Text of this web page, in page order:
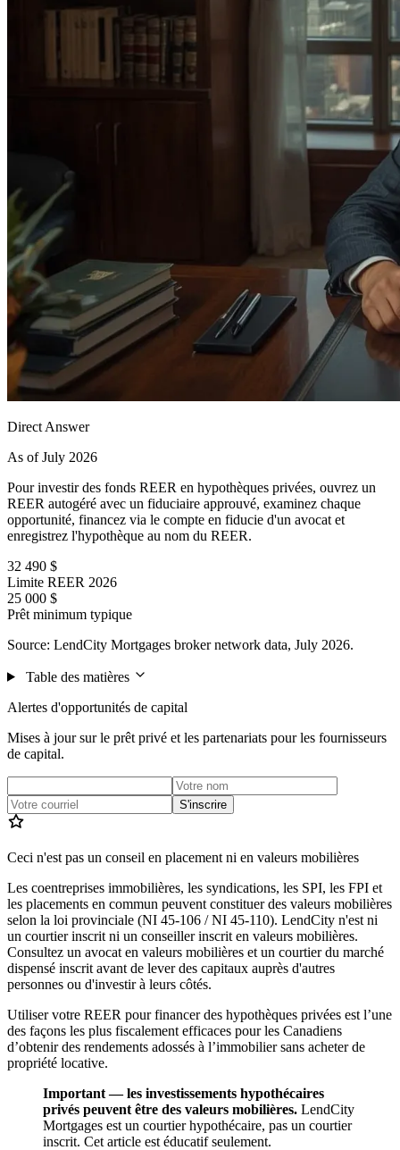
Direct Answer
As of July 2026
Pour investir des fonds REER en hypothèques privées, ouvrez un
REER autogéré avec un fiduciaire approuvé, examinez chaque
opportunité, financez via le compte en fiducie d'un avocat et
enregistrez l'hypothèque au nom du REER.
32 490 $
Limite REER 2026
25 000 $
Prêt minimum typique
Source: LendCity Mortgages broker network data, July 2026.
Table des matières
Alertes d'opportunités de capital
Mises à jour sur le prêt privé et les partenariats pour les fournisseurs
de capital.
S'inscrire
Ceci n'est pas un conseil en placement ni en valeurs mobilières
Les coentreprises immobilières, les syndications, les SPI, les FPI et
les placements en commun peuvent constituer des valeurs mobilières
selon la loi provinciale (NI 45-106 / NI 45-110). LendCity n'est ni
un courtier inscrit ni un conseiller inscrit en valeurs mobilières.
Consultez un avocat en valeurs mobilières et un courtier du marché
dispensé inscrit avant de lever des capitaux auprès d'autres
personnes ou d'investir à leurs côtés.
Utiliser votre REER pour financer des hypothèques privées est l’une
des façons les plus fiscalement efficaces pour les Canadiens
d’obtenir des rendements adossés à l’immobilier sans acheter de
propriété locative.
Important — les investissements hypothécaires
privés peuvent être des valeurs mobilières. LendCity
Mortgages est un courtier hypothécaire, pas un courtier
inscrit. Cet article est éducatif seulement.